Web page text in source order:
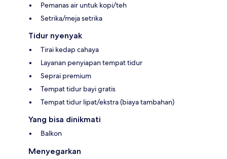
Pemanas air untuk kopi/teh
Setrika/meja setrika
Tidur nyenyak
Tirai kedap cahaya
Layanan penyiapan tempat tidur
Seprai premium
Tempat tidur bayi gratis
Tempat tidur lipat/ekstra (biaya tambahan)
Yang bisa dinikmati
Balkon
Menyegarkan